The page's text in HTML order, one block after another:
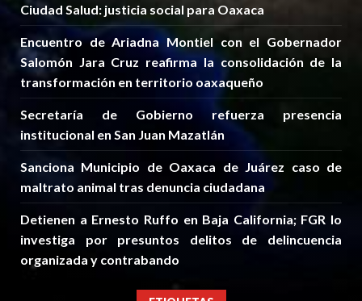
Ciudad Salud: justicia social para Oaxaca
Encuentro de Ariadna Montiel con el Gobernador
Salomón Jara Cruz reafirma la consolidación de la
transformación en territorio oaxaqueño
Secretaría de Gobierno refuerza presencia
institucional en San Juan Mazatlán
Sanciona Municipio de Oaxaca de Juárez caso de
maltrato animal tras denuncia ciudadana
Detienen a Ernesto Ruffo en Baja California; FGR lo
investiga por presuntos delitos de delincuencia
organizada y contrabando